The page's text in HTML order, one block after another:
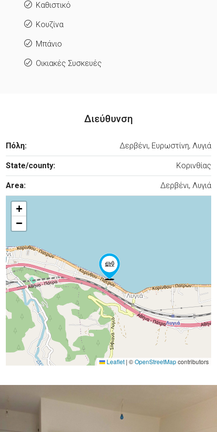
Καθιστικό
Κουζίνα
Μπάνιο
Οικιακές Συσκευές
Διεύθυνση
Πόλη: Δερβένι, Ευρωστίνη, Λυγιά
State/county: Κορινθίας
Area: Δερβένι, Λυγιά
+
−
Leaflet | ©OpenStreetMapcontributors